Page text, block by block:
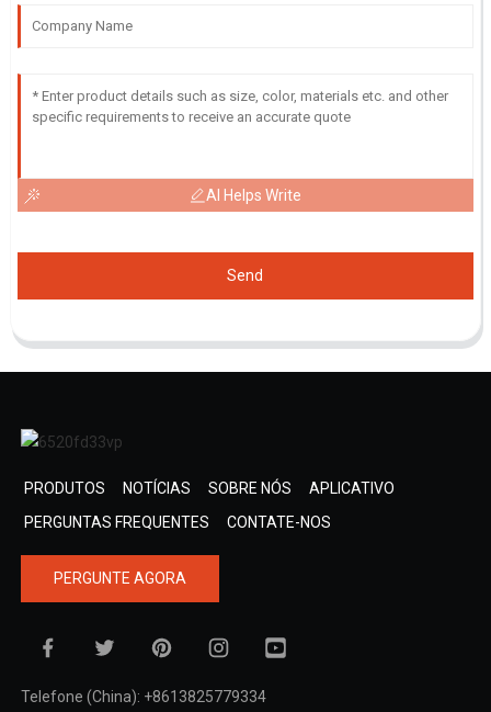
AI Helps Write
Send
PRODUTOS NOTÍCIAS SOBRE NÓS
APLICATIVO
PERGUNTAS FREQUENTES
CONTATE-NOS
PERGUNTE AGORA
Telefone (China): +8613825779334